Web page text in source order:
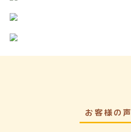
お客様の声